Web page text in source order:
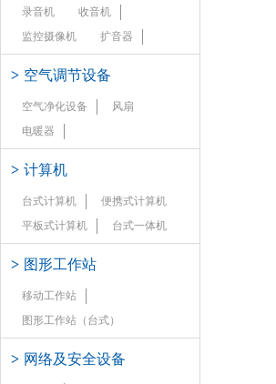
录音机
收音机
监控摄像机
扩音器
> 空气调节设备
空气净化设备
风扇
电暖器
> 计算机
台式计算机
便携式计算机
平板式计算机
台式一体机
> 图形工作站
移动工作站
图形工作站（台式）
> 网络及安全设备